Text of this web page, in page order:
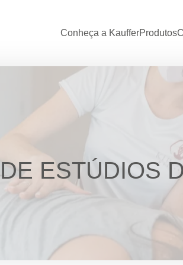
Conheça a KaufferProdutos
ESTÚDIOS